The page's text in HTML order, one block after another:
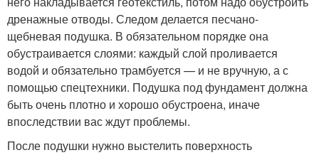
дренажные отводы. Следом делается песчано-
щебневая подушка. В обязательном порядке она
обустраивается слоями: каждый слой проливается
водой и обязательно трамбуется — и не вручную, а с
помощью спецтехники. Подушка под фундамент должна
быть очень плотно и хорошо обустроена, иначе
впоследствии вас ждут проблемы.
После подушки нужно выстелить поверхность